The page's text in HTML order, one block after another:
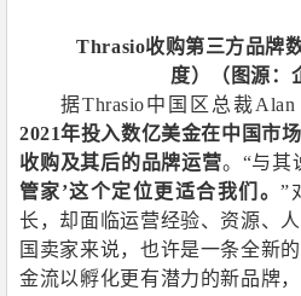
Thrasio收购第三方品牌
度）（图源：
据Thrasio中国区总裁Alan
2021年投入数亿美金在中国市
收购及其后的品牌运营。“与其
管家’这个定位更适合我们。”
长，却面临运营经验、资源、
国卖家来说，也许是一条全新
金流以孵化更有潜力的新品牌